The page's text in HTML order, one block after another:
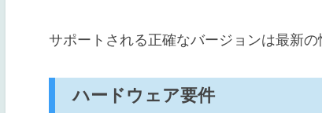
サポートされる正確なバージョンは最新の
ハードウェア要件